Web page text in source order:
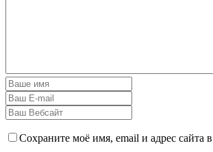
Сохраните моё имя, email и адрес сайта